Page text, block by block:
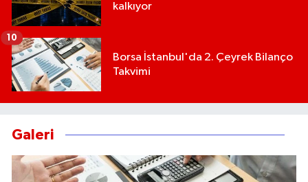
kalkıyor
Borsa İstanbul'da 2. Çeyrek Bilanço
Takvimi
10
Galeri